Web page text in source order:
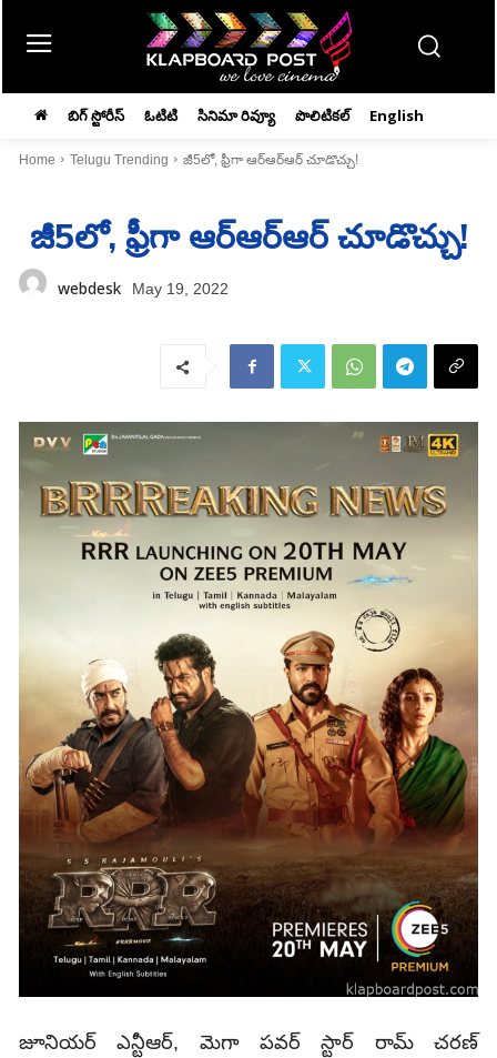
బిగ్ స్టోరీస్ ఓటిటి సినిమా రివ్యూ పొలిటికల్ English
Home Telugu Trending జీ5లో, ఫ్రీగా ఆర్‌ఆర్‌ఆర్‌ చూడొచ్చు!
జీ5లో, ఫ్రీగా ఆర్‌ఆర్‌ఆర్‌ చూడొచ్చు!
webdesk May 19, 2022
జూనియర్ ఎన్టీఆర్‌, మెగా పవర్‌ స్టార్‌ రామ్‌ చరణ్‌